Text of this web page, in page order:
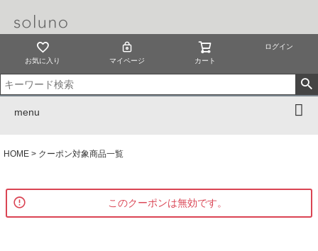
お気に入り マイページ カート
ログイン
menu
HOME クーポン対象商品一覧
このクーポンは無効です。